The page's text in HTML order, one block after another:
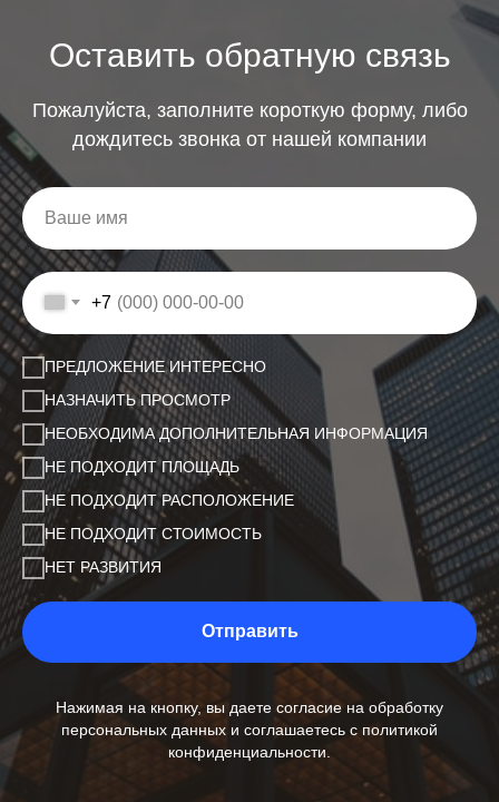
Оставить обратную связь
Пожалуйста, заполните короткую форму, либо
дождитесь звонка от нашей компании
+7
ПРЕДЛОЖЕНИЕ ИНТЕРЕСНО
НАЗНАЧИТЬ ПРОСМОТР
НЕОБХОДИМА ДОПОЛНИТЕЛЬНАЯ ИНФОРМАЦИЯ
НЕ ПОДХОДИТ ПЛОЩАДЬ
НЕ ПОДХОДИТ РАСПОЛОЖЕНИЕ
НЕ ПОДХОДИТ СТОИМОСТЬ
НЕТ РАЗВИТИЯ
Отправить
Нажимая на кнопку, вы даете согласие на обработку
персональных данных и соглашаетесь c политикой
конфиденциальности.